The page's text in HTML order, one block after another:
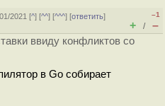
2021 [^] [^^] [^^^] [ответить]
–1
+ / –
ввиду конфликтов со
в Go собирает